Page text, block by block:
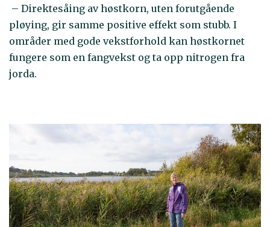
– Direktesåing av høstkorn, uten forutgående
pløying, gir samme positive effekt som stubb. I
områder med gode vekstforhold kan høstkornet
fungere som en fangvekst og ta opp nitrogen fra
jorda.